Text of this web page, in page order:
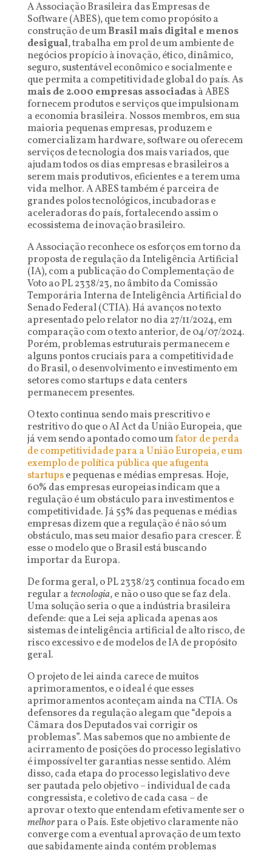
A Associação Brasileira das Empresas de
Software (ABES), que tem como propósito a
construção de umBrasil mais digital e menos
desigual, trabalha em prol de um ambiente de
negócios propício à inovação, ético, dinâmico,
seguro, sustentável econômico e socialmente e
que permita a competitividade global do país. As
mais de 2.000 empresas associadasà ABES
fornecem produtos e serviços que impulsionam
a economia brasileira. Nossos membros, em sua
maioria pequenas empresas, produzem e
comercializam hardware, software ou oferecem
serviços de tecnologia dos mais variados, que
ajudam todos os dias empresas e brasileiros a
serem mais produtivos, eficientes e a terem uma
vida melhor. A ABES também é parceira de
grandes polos tecnológicos, incubadoras e
aceleradoras do país, fortalecendo assim o
ecossistema de inovação brasileiro.
A Associação reconhece os esforços em torno da
proposta de regulação da Inteligência Artificial
(IA), com a publicação do Complementação de
Voto ao PL 2338/23, no âmbito da Comissão
Temporária Interna de Inteligência Artificial do
Senado Federal (CTIA). Há avanços no texto
apresentado pelo relator no dia 27/11/2024, em
comparação com o texto anterior, de 04/07/2024.
Porém, problemas estruturais permanecem e
alguns pontos cruciais para a competitividade
do Brasil, o desenvolvimento e investimento em
setores como startups e data centers
permanecem presentes.
O texto continua sendo mais prescritivo e
restritivo do que o AI Act da União Europeia, que
já vem sendo apontado como umfator de perda
de competitividade para a União Europeia, e um
exemplo de política pública que afugenta
startupse pequenas e médias empresas. Hoje,
60% das empresas europeias indicam que a
regulação é um obstáculo para investimentos e
competitividade. Já 55% das pequenas e médias
empresas dizem que a regulação é não só um
obstáculo, mas seu maior desafio para crescer. É
esse o modelo que o Brasil está buscando
importar da Europa.
De forma geral, o PL 2338/23 continua focado em
regular atecnologia, e não o uso que se faz dela.
Uma solução seria o que a indústria brasileira
defende: que a Lei seja aplicada apenas aos
sistemas de inteligência artificial de alto risco, de
risco excessivo e de modelos de IA de propósito
geral.
O projeto de lei ainda carece de muitos
aprimoramentos, e o ideal é que esses
aprimoramentos aconteçam ainda na CTIA. Os
defensores da regulação alegam que “depois a
Câmara dos Deputados vai corrigir os
problemas”. Mas sabemos que no ambiente de
acirramento de posições do processo legislativo
é impossível ter garantias nesse sentido. Além
disso, cada etapa do processo legislativo deve
ser pautada pelo objetivo – individual de cada
congressista, e coletivo de cada casa – de
aprovar o texto que entendam efetivamente ser o
melhorpara o País. Este objetivo claramente não
converge com a eventual aprovação de um texto
que sabidamente ainda contém problemas